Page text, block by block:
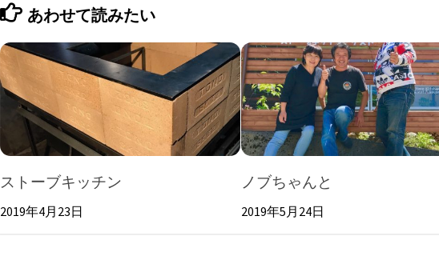
あわせて読みたい
ストーブキッチン
2019年4月23日
ノブちゃんと
2019年5月24日